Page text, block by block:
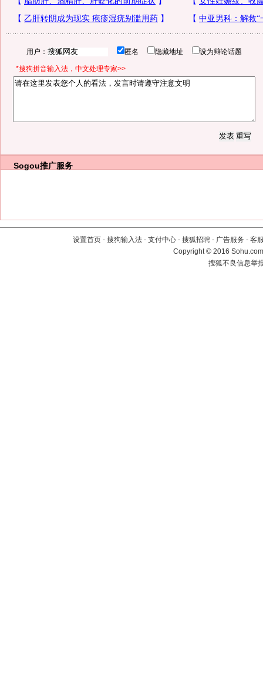
用户： 匿名 隐藏地址 设为辩论话题
*搜狗拼音输入法，中文处理专家>>
Sogou推广服务
设置首页 - 搜狗输入法 - 支付中心 - 搜狐招聘 - 广告服务 - 客
Copyright©2016
搜狐不良信息举